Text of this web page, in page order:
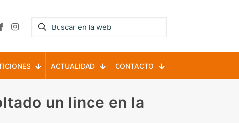
ACTUALIDAD CONTACTO
un lince en la